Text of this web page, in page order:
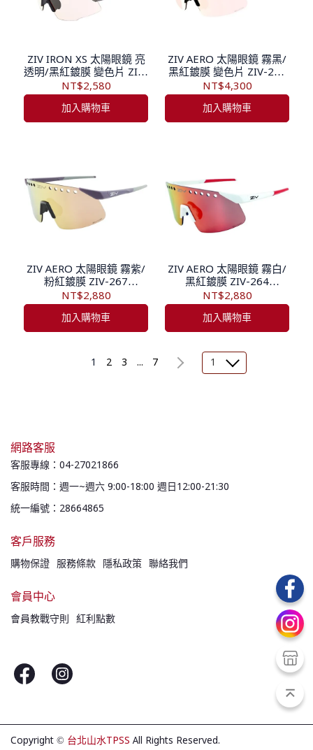
ZIV IRON XS 太陽眼鏡 亮
透明/黑紅鍍膜 變色片 ZIV-
282 B130282
NT$2,580
加入購物車
ZIV AERO 太陽眼鏡 霧黑/
黑紅鍍膜 變色片 ZIV-268
TB131268
NT$4,300
加入購物車
ZIV AERO 太陽眼鏡 霧紫/
粉紅鍍膜 ZIV-267
TB131267
NT$2,880
加入購物車
ZIV AERO 太陽眼鏡 霧白/
黑紅鍍膜 ZIV-264
TB131264
NT$2,880
加入購物車
1 2 3 ... 7 1
網路客服
客服專線：04-27021866
客服時間：週一~週六 9:00-18:00 週日12:00-21:30
統一編號：28664865
客戶服務
購物保證 服務條款 隱私政策 聯絡我們
會員中心
會員教戰守則 紅利點數
Copyright © 台北山水TPSS All Rights Reserved.